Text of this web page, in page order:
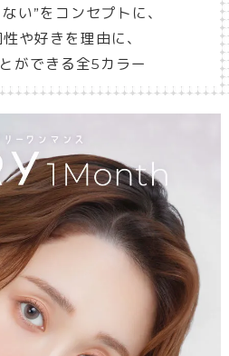
い”をコンセプトに、
や好きを理由に、
ができる全5カラー